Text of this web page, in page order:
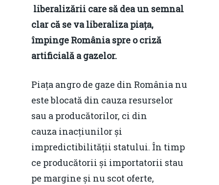
liberalizării care să dea un semnal
clar că se va liberaliza piața,
împinge România spre o criză
artificială a gazelor.
Piața angro de gaze din România nu
este blocată din cauza resurselor
sau a producătorilor, ci din
cauza inacțiunilor și
impredictibilității statului. În timp
ce producătorii și importatorii stau
pe margine și nu scot oferte,